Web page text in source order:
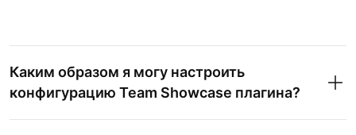
Каким образом я могу настроить
конфигурацию Team Showcase плагина?